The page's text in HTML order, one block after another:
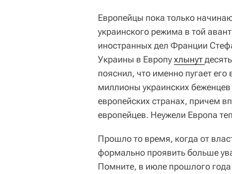
Европейцы пока только
украинского режима в той
иностранных дел Франции
Украины в Европухлынут
пояснил, что именно пугает
миллионы украинских
европейских странах, причем
европейцев. Неужели Европа
Прошло то время, когда от
формально проявить больше
Помните, в июле прошлого